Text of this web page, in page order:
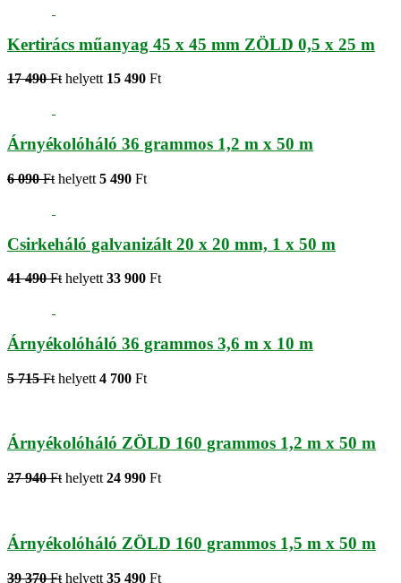
Kertirács műanyag 45 x 45 mm ZÖLD 0,5 x 25 m
17 490 Fthelyett 15 490 Ft
Árnyékolóháló 36 grammos 1,2 m x 50 m
6 090 Ft helyett 5 490 Ft
Csirkeháló galvanizált 20 x 20 mm, 1 x 50 m
41 490 Ft helyett 33 900 Ft
Árnyékolóháló 36 grammos 3,6 m x 10 m
5 715 Ft helyett 4 700 Ft
Árnyékolóháló ZÖLD 160 grammos 1,2 m x 50 m
27 940 Ft helyett 24 990 Ft
Árnyékolóháló ZÖLD 160 grammos 1,5 m x 50 m
39 370 Ft helyett 35 490 Ft